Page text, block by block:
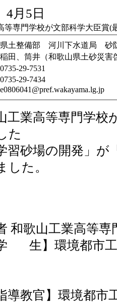
月5日
等専門学校が文部科学大臣賞(
県土整備部 河川下水道局 砂
稲田、筒井（和歌山県土砂災害
0735-29-7531
0735-29-7434
e0806041@pref.wakayama.lg.jp
業高等専門学校
た
習砂場の開発」
した。
和歌山工業高等専
】環境都市工学
教官】環境都市工